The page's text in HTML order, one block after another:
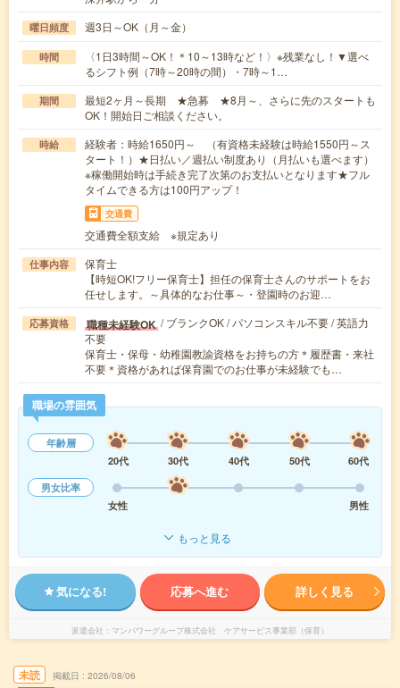
曜日頻度 週3日～OK（月～金）
時間
〈1日3時間～OK！＊10～13時など！〉※残業なし！▼選べ
るシフト例（7時～20時の間）・7時～1…
期間
最短2ヶ月～長期 ★急募 ★8月～、さらに先のスタートも
OK！開始日ご相談ください。
時給
経験者：時給1650円～ （有資格未経験は時給1550円～ス
タート！）★日払い／週払い制度あり（月払いも選べます）
※稼働開始時は手続き完了次第のお支払いとなります★フル
タイムできる方は100円アップ！
交通費
交通費全額支給 ※規定あり
仕事内容
保育士
【時短OK!フリー保育士】担任の保育士さんのサポートをお
任せします。～具体的なお仕事～・登園時のお迎…
応募資格 職種未経験OK / ブランクOK / パソコンスキル不要 / 英語力
不要
保育士・保母・幼稚園教諭資格をお持ちの方＊履歴書・来社
不要＊資格があれば保育園でのお仕事が未経験でも…
職場の雰囲気
年齢層
20代
30代 40代 50代
60代
男女比率
女性
男性
もっと見る
気になる! 応募へ進む 詳しく見る
派遣会社 マンパワーグループ株式会社 ケアサービス事業部（保育）
未読 掲載日 2026/08/06